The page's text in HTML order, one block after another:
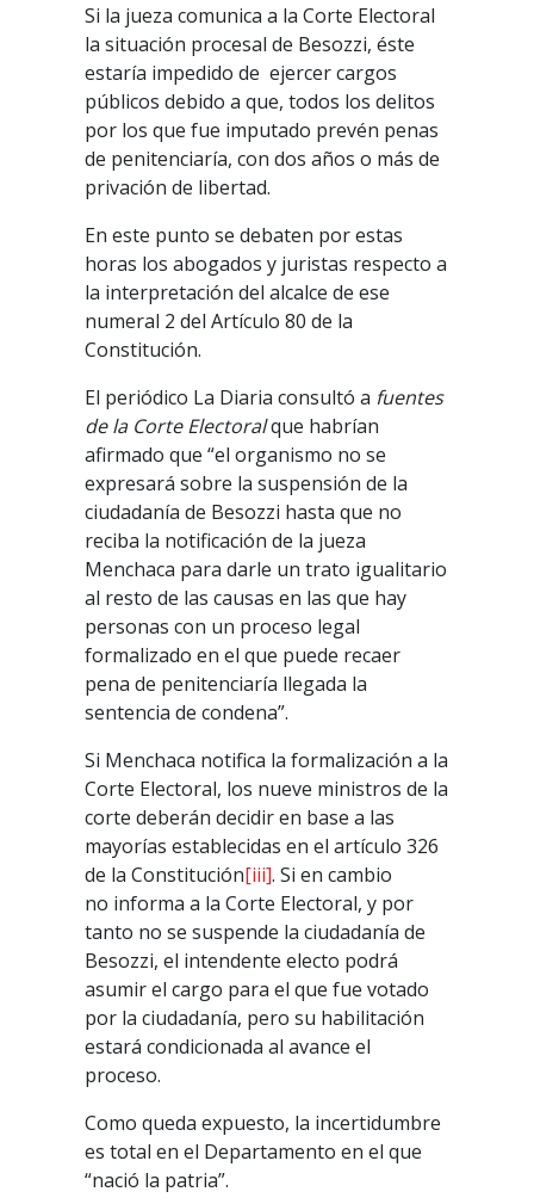
Si la jueza comunica a la Corte Electoral
la situación procesal de Besozzi, éste
estaría impedido de ejercer cargos
públicos debido a que, todos los delitos
por los que fue imputado prevén penas
de penitenciaría, con dos años o más de
privación de libertad.
En este punto se debaten por estas
horas los abogados y juristas respecto a
la interpretación del alcalce de ese
numeral 2 del Artículo 80 de la
Constitución.
El periódico La Diaria consultó a fuentes
de la Corte Electoralque habrían
afirmado que “el organismo no se
expresará sobre la suspensión de la
ciudadanía de Besozzi hasta que no
reciba la notificación de la jueza
Menchaca para darle un trato igualitario
al resto de las causas en las que hay
personas con un proceso legal
formalizado en el que puede recaer
pena de penitenciaría llegada la
sentencia de condena”.
Si Menchaca notifica la formalización a la
Corte Electoral, los nueve ministros de la
corte deberán decidir en base a las
mayorías establecidas en el artículo 326
de la Constitución[iii].Si en cambio
no informa a la Corte Electoral, y por
tanto no se suspende la ciudadanía de
Besozzi, el intendente electo podrá
asumir el cargo para el que fue votado
por la ciudadanía, pero su habilitación
estará condicionada al avance el
proceso.
Como queda expuesto, la incertidumbre
es total en el Departamento en el que
“nació la patria”.